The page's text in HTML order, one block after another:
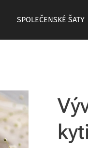
SPOLEČENSKÉ ŠATY